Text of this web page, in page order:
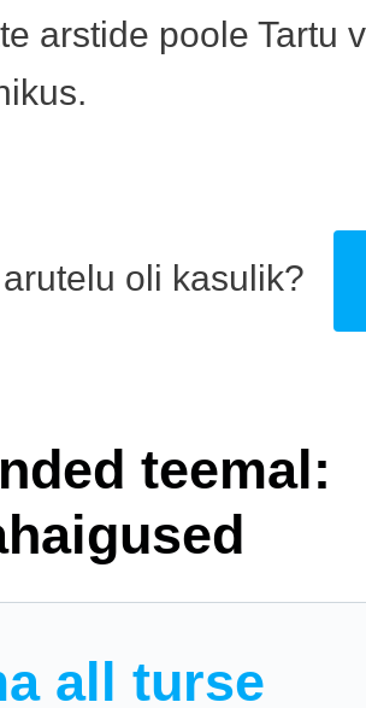
arstide poole Tartu
oli kasulik?
teemal:
all turse